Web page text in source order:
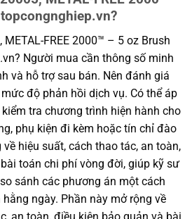
FREE 2000™ – 5 oz Brush
Người mua cần thông số minh
và hỗ trợ sau bán. Nên đánh giá
độ phản hồi dịch vụ. Có thể áp
tra chương trình hiện hành cho
phụ kiện đi kèm hoặc tín chỉ đào
hiệu suất, cách thao tác, an toàn,
toán chi phí vòng đời, giúp kỹ sư
sánh các phương án một cách
ngày. Phần này mở rộng về